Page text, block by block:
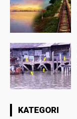
KATEGORI